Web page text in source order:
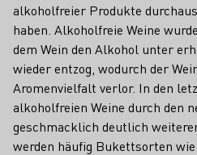
alkoholfreier Produkte
haben. Alkoholfreie Weine
dem Wein den Alkohol unter
wieder entzog, wodurch der
Aromenvielfalt verlor. In den
alkoholfreien Weine durch den
geschmacklich deutlich
werden häufig Bukettsorten